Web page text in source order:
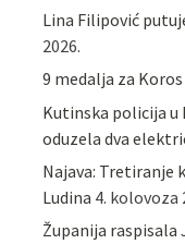
Lina Filipović
2026.
9 medalja za Koros
Kutinska policija
oduzela dva
Najava: Tretiranje
Ludina 4. kolovoza
Županija raspisala